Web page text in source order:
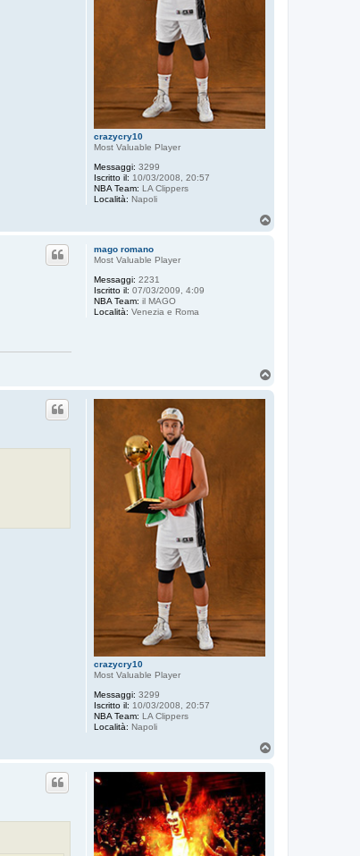
crazycry10
Most Valuable Player
Messaggi: 3299
Iscritto il: 10/03/2008, 20:57
NBA Team: LA Clippers
Località: Napoli
mago romano
Most Valuable Player
Messaggi: 2231
Iscritto il: 07/03/2009, 4:09
NBA Team: il MAGO
Località: Venezia e Roma
crazycry10
Most Valuable Player
Messaggi: 3299
Iscritto il: 10/03/2008, 20:57
NBA Team: LA Clippers
Località: Napoli